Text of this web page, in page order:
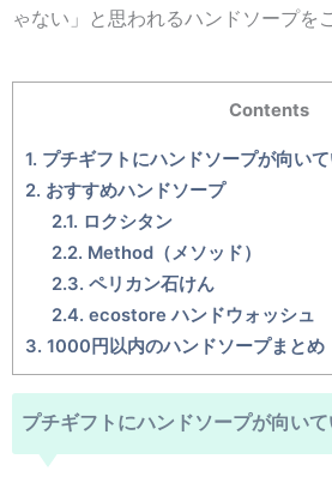
ゃない」と思われるハンドソープを
Contents
1. プチギフトにハンドソープが向い
2. おすすめハンドソープ
2.1. ロクシタン
2.2. Method（メソッド）
2.3. ペリカン石けん
2.4. ecostore ハンドウォッシュ
3. 1000円以内のハンドソープまとめ
プチギフトにハンドソープが向い